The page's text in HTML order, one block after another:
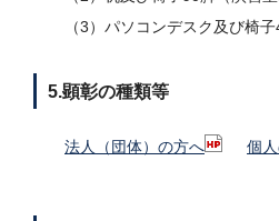
（3）パソコンデスク及び椅子
5.顕彰の種類等
法人（団体）の方へ 個